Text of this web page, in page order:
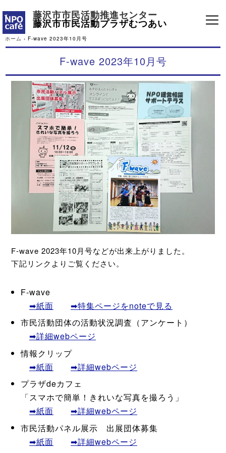
藤沢市市民活動推進センター
藤沢市市民活動プラザむつあい
ホーム › F-wave 2023年10月号
F-wave 2023年10月号
F-wave 2023年10月号などが出来上がりました。
下記リンクよりご覧ください。
F-wave
➡紙面
➡特集ページをnoteで見る
市民活動団体の活動状況調査（アンケート）
➡詳細webページ
情報クリップ
➡紙面
➡詳細webページ
プラザdeカフェ
「スマホで簡単！きれいな写真を撮ろう」
➡紙面
➡詳細webページ
市民活動パネル展示 出展団体募集
➡紙面
➡詳細webページ